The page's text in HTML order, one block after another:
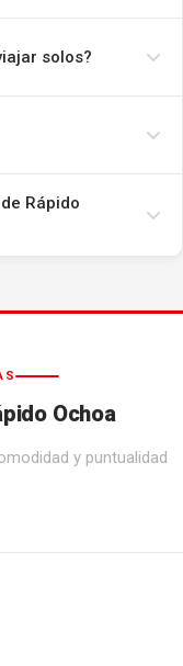
solos?
Rápido
Ochoa
y puntualidad